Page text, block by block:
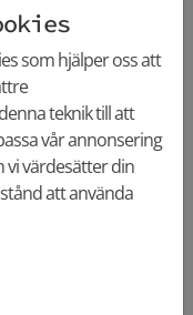
som hjälper oss att
teknik till att
vår annonsering
vi värdesätter din
att använda